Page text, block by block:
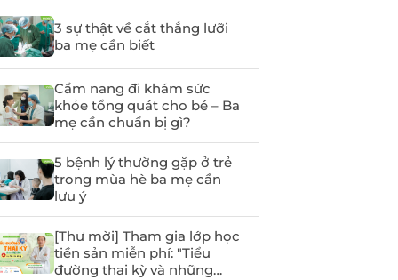
em
-
Tầm soát ung thư vú
3 sự thật về cắt thắng lưỡi
ba mẹ cần biết
Cẩm nang đi khám sức
khỏe tổng quát cho bé – Ba
mẹ cần chuẩn bị gì?
5 bệnh lý thường gặp ở trẻ
trong mùa hè ba mẹ cần
lưu ý
[Thư mời] Tham gia lớp học
tiền sản miễn phí: "Tiểu
đường thai kỳ và những